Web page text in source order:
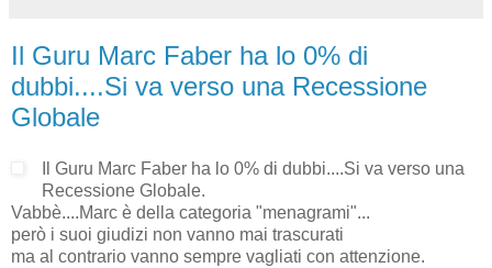
Il Guru Marc Faber ha lo 0% di
dubbi....Si va verso una Recessione
Globale
Il Guru Marc Faber ha lo 0% di dubbi....Si va verso una
Recessione Globale.
Vabbè....Marc è della categoria "menagrami"...
però i suoi giudizi non vanno mai trascurati
ma al contrario vanno sempre vagliati con attenzione.